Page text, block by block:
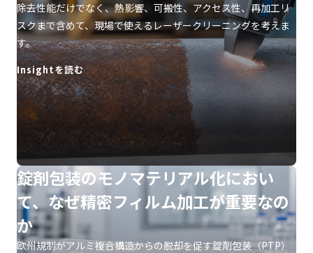
除去性能だけでなく、熱影響、可搬性、アクセス性、再加工リ
スクまで含めて、現場で使えるレーザークリーニングを考えま
す。
Insightを読む
錠剤包装のモノマテリアル化におい
て、なぜ精密フィルム加工が重要なの
か
欧州規制がアルミ複合構造からの脱却を促す錠剤包装（PTP）